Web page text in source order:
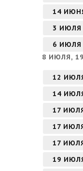
14
3
6
8 ИЮЛЯ,
12
14
17
17
17
19